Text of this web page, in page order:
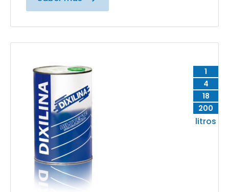
1
4
18
200
litros